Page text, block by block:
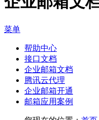
菜单
帮助中心
接口文档
企业邮箱文档
腾讯云代理
企业邮箱开通
邮箱应用案例